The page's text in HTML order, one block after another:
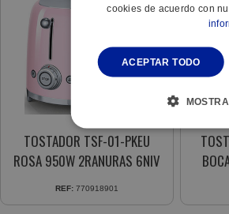
TOSTADOR TSF-01-PKEU
ROSA 950W 2RANURAS 6NIV
REF: 770918901
cookies de acuerdo con
ACEPTAR TODO